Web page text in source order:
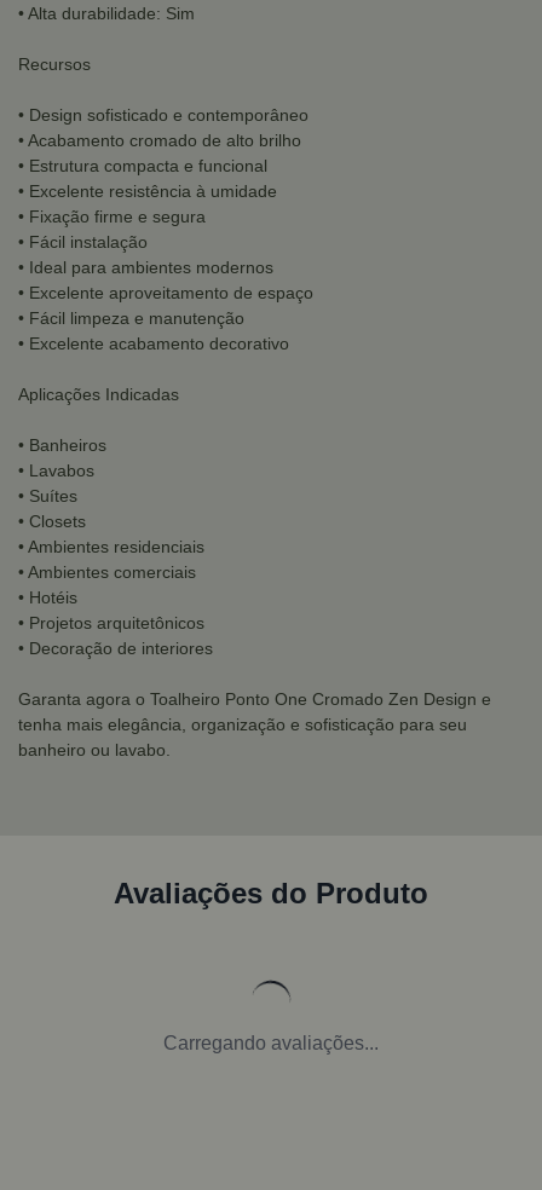
• Alta durabilidade: Sim
Recursos
• Design sofisticado e contemporâneo
• Acabamento cromado de alto brilho
• Estrutura compacta e funcional
• Excelente resistência à umidade
• Fixação firme e segura
• Fácil instalação
• Ideal para ambientes modernos
• Excelente aproveitamento de espaço
• Fácil limpeza e manutenção
• Excelente acabamento decorativo
Aplicações Indicadas
• Banheiros
• Lavabos
• Suítes
• Closets
• Ambientes residenciais
• Ambientes comerciais
• Hotéis
• Projetos arquitetônicos
• Decoração de interiores
Garanta agora o Toalheiro Ponto One Cromado Zen Design e
tenha mais elegância, organização e sofisticação para seu
banheiro ou lavabo.
Avaliações do Produto
Carregando avaliações...